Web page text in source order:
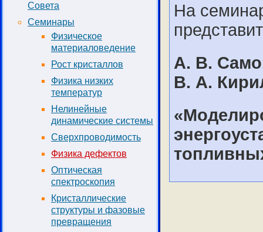
Совета
Семинары
Физическое
материаловедение
Рост кристаллов
Физика низких
температур
Нелинейные
динамические системы
Сверхпроводимость
Физика дефектов
Оптическая
спектроскопия
Кристаллические
структуры и фазовые
превращения
На
А. В.
В. А.